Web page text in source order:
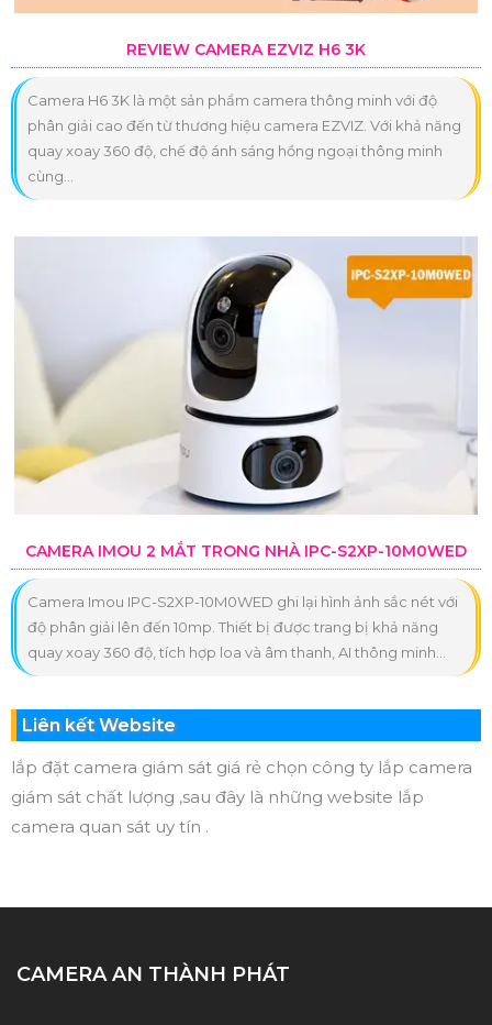
REVIEW CAMERA EZVIZ H6 3K
Camera H6 3K là một sản phẩm camera thông minh với độ
phân giải cao đến từ thương hiệu camera EZVIZ. Với khả năng
quay xoay 360 độ, chế độ ánh sáng hồng ngoại thông minh
cùng...
CAMERA IMOU 2 MẮT TRONG NHÀ IPC-S2XP-10M0WED
Camera Imou IPC-S2XP-10M0WED ghi lại hình ảnh sắc nét với
độ phân giải lên đến 10mp. Thiết bị được trang bị khả năng
quay xoay 360 độ, tích hợp loa và âm thanh, AI thông minh...
Liên kết Website
lắp đặt camera giám sát giá rẻ chọn công ty lắp camera
giám sát chất lượng ,sau đây là những website lắp
camera quan sát uy tín .
CAMERA AN THÀNH PHÁT